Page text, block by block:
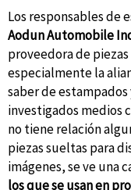
Los responsables de
Aodun Automobile
proveedora de
especialmente la
saber de
investigados medios
no tiene relación
piezas sueltas para
imágenes, se ve una
los que se usan en